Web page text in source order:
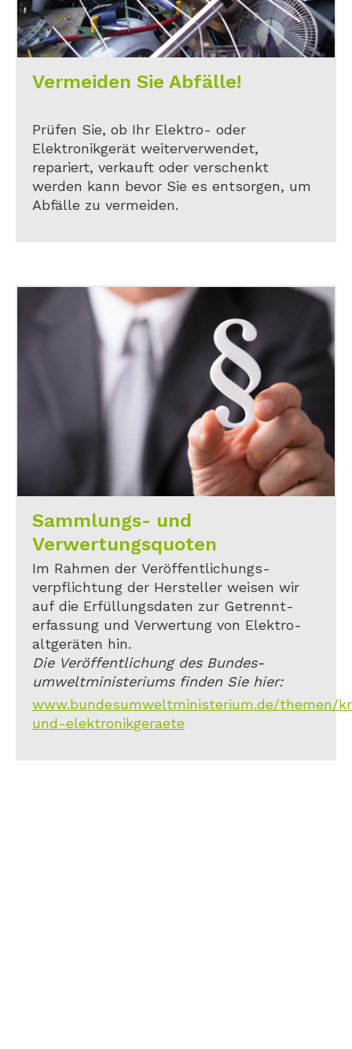
Vermeiden Sie Abfälle!
Prüfen Sie, ob Ihr Elektro- oder
Elektronikgerät weiterverwendet,
repariert, verkauft oder verschenkt
werden kann bevor Sie es entsorgen, um
Abfälle zu vermeiden.
Sammlungs- und
Verwertungsquoten
Im Rahmen der Veröffentlichungs-
verpflichtung der Hersteller weisen wir
auf die Erfüllungsdaten zur Getrennt-
erfassung und Verwertung von Elektro-
altgeräten hin.
Die Veröffentlichung des Bundes-
umweltministeriums finden Sie hier:
www.bundesumweltministerium.de/
und-elektronikgeraete